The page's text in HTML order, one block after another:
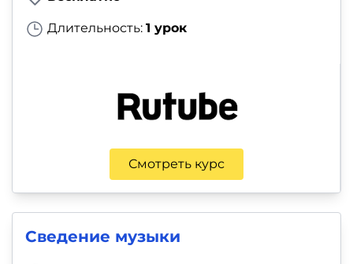
Длительность: 1 урок
Смотреть курс
Сведение музыки